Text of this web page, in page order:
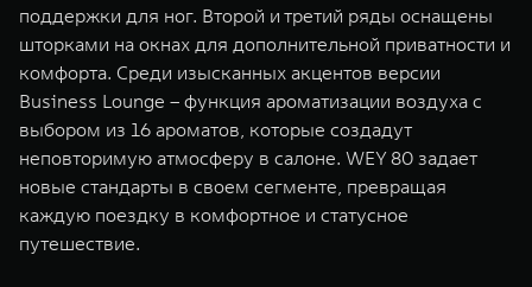
поддержки для ног. Второй и третий ряды оснащены
шторками на окнах для дополнительной приватности и
комфорта. Среди изысканных акцентов версии
Business Lounge – функция ароматизации воздуха с
выбором из 16 ароматов, которые создадут
неповторимую атмосферу в салоне. WEY 80 задает
новые стандарты в своем сегменте, превращая
каждую поездку в комфортное и статусное
путешествие.